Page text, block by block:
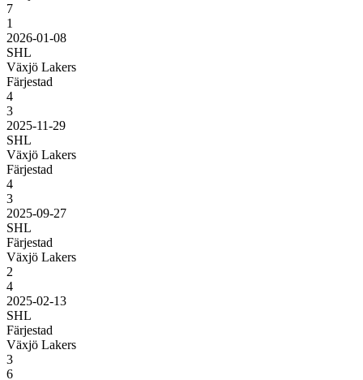
7
1
2026-01-08
SHL
Växjö Lakers
Färjestad
4
3
2025-11-29
SHL
Växjö Lakers
Färjestad
4
3
2025-09-27
SHL
Färjestad
Växjö Lakers
2
4
2025-02-13
SHL
Färjestad
Växjö Lakers
3
6